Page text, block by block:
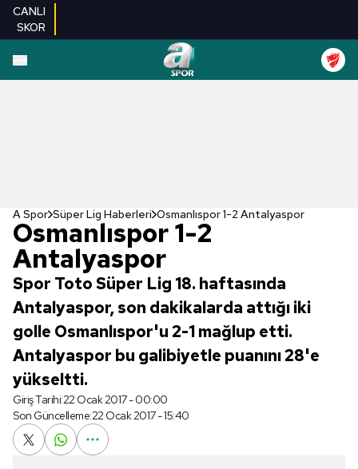
CANLI
SKOR
A Spor Süper Lig Haberleri Osmanlıspor 1-2 Antalyaspor
Osmanlıspor 1-2
Antalyaspor
Spor Toto Süper Lig 18. haftasında
Antalyaspor, son dakikalarda attığı iki
golle Osmanlıspor'u 2-1 mağlup etti.
Antalyaspor bu galibiyetle puanını 28'e
yükseltti.
Giriş Tarihi:22 Ocak 2017 - 00:00
Son Güncelleme:22 Ocak 2017 - 15:40